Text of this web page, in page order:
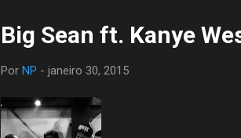
Big Sean ft. Kanye
Por NP - janeiro 30, 2015